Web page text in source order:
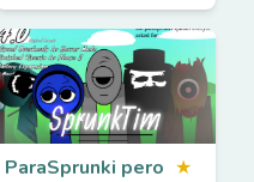
ParaSprunki pero ★